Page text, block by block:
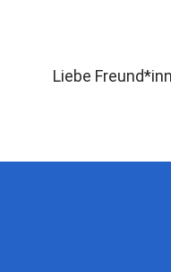
Liebe